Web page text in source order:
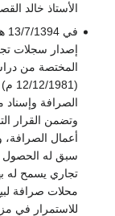
الأستاذ خالد
إصدار سجلات
الصرافة وإسناد
وتضمن القرار
أعمال
سبق له
تجاري يسمح له
محلات صرافة
للاستمرار في